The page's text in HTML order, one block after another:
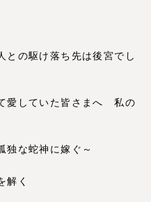
との駆け落ち先は後宮でし
愛していた皆さまへ 私の
独な蛇神に嫁ぐ～
解く